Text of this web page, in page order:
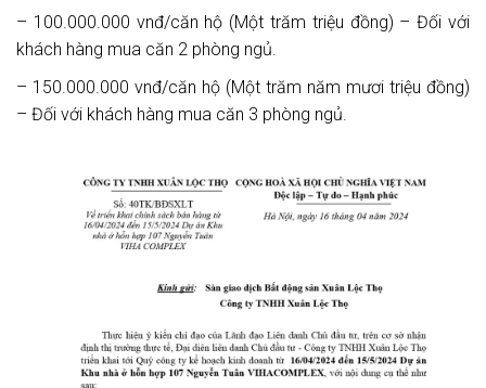
– 100.000.000 vnđ/căn hộ (Một trăm triệu đồng) – Đối với
khách hàng mua căn 2 phòng ngủ.
– 150.000.000 vnđ/căn hộ (Một trăm năm mươi triệu đồng)
– Đối với khách hàng mua căn 3 phòng ngủ.